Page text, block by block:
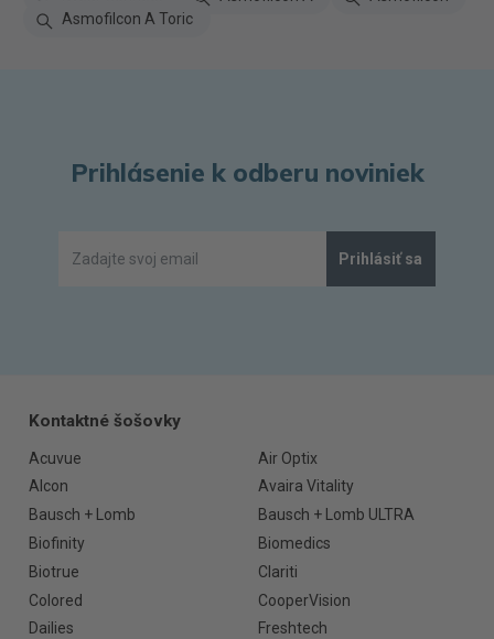
Asmofilcon A Toric
Prihlásenie k odberu noviniek
Prihlásiť sa
Kontaktné šošovky
Acuvue
Air Optix
Alcon
Avaira Vitality
Bausch + Lomb
Bausch + Lomb ULTRA
Biofinity
Biomedics
Biotrue
Clariti
Colored
CooperVision
Dailies
Freshtech